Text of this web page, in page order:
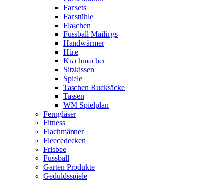
Fansets
Fanstühle
Flaschen
Fussball Mailings
Handwärmer
Hüte
Krachmacher
Sitzkissen
Spiele
Taschen Rucksäcke
Tassen
WM Spielplan
Ferngläser
Fitness
Flachmänner
Fleecedecken
Frisbee
Fussball
Garten Produkte
Geduldsspiele